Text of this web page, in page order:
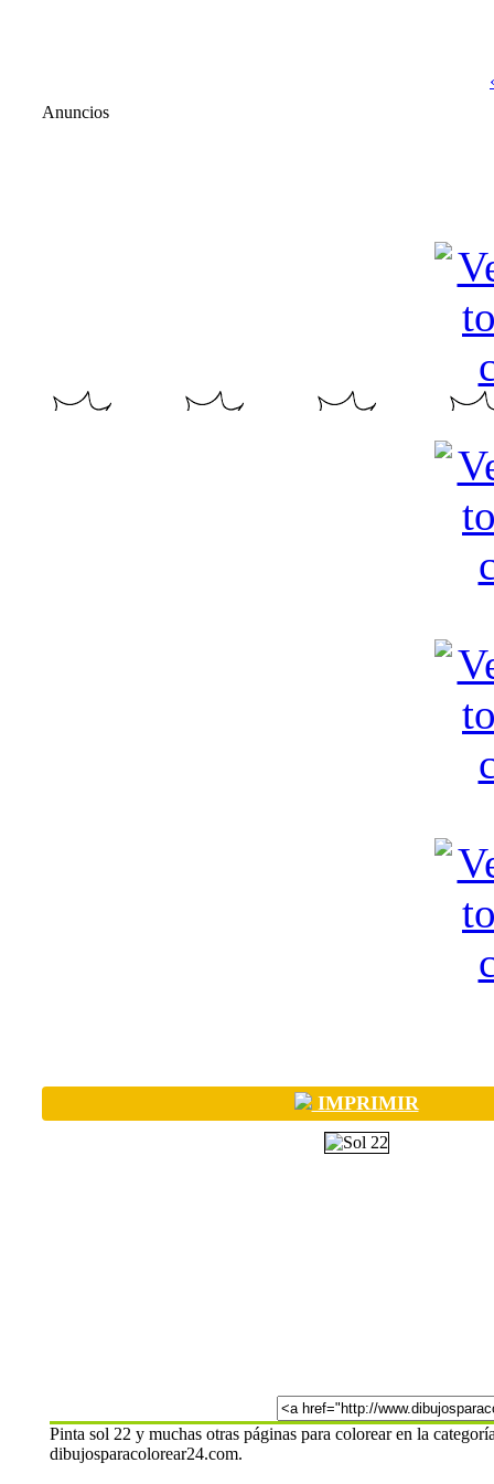
Anuncios
IMPRIMIR
Pinta sol 22 y muchas otras páginas para colorear en la
dibujosparacolorear24.com.